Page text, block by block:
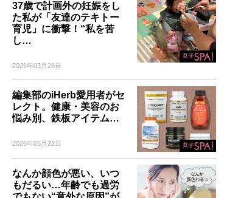
37歳で計画外の妊娠をし
た私が「友達のテキトー
育児」に衝撃！“私を苦
し…
2026年03月28日
編集部のiHerb愛用者がセ
レクト。健康・美容のお
悩み別、鉄板アイテム…
2026年06月22日
なんか顔色が悪い、いつ
もだるい…年齢でも過労